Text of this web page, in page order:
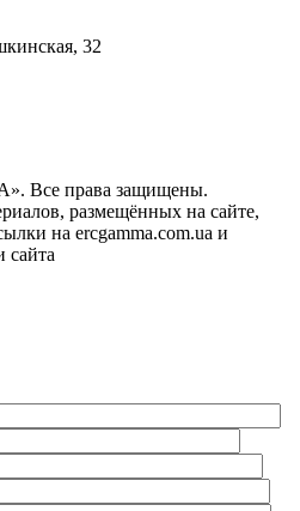
32
Все права защищены.
размещённых на сайте,
на ercgamma.com.ua и
сайта